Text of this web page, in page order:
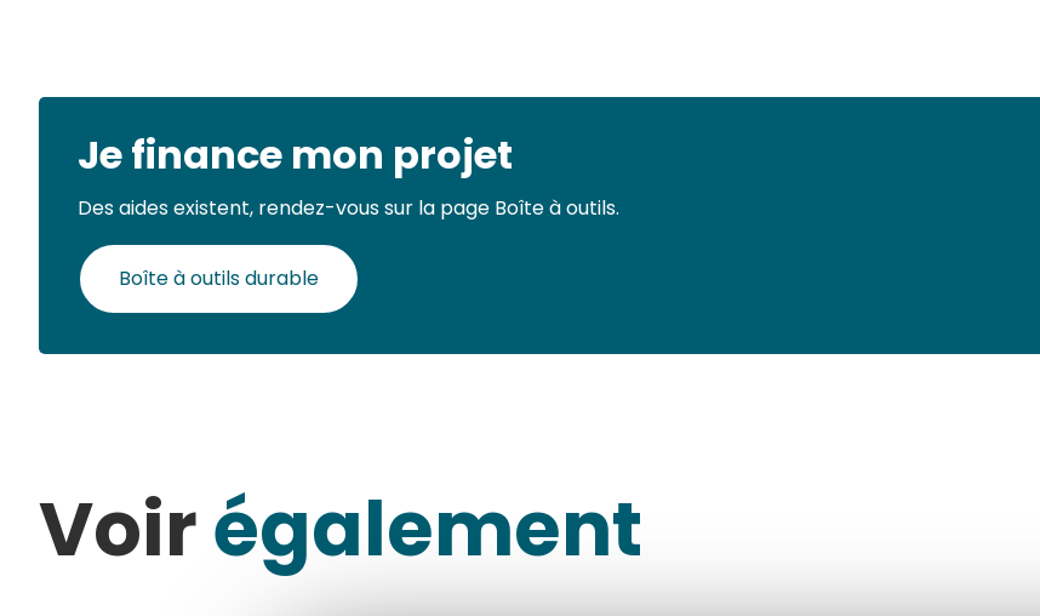
Je finance mon projet
Des aides existent, rendez-vous sur la page Boîte à outils.
Boîte à outils durable
Voirégalement